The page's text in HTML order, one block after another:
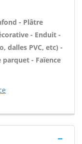
- Plâtre
- Enduit -
dalles PVC, etc) -
parquet - Faïence